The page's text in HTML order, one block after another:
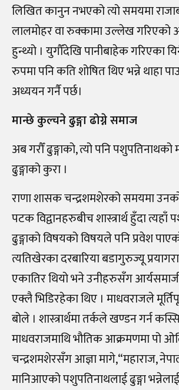
लिखित कानुन नभएको त्यो समयमा
लालमोहर वा रुक्कामा उल्लेख
हुन्थ्यो । युगौँदेखि पानीबाहेक गरिएका
रुपमा पनि कति शोषित थिए भन्ने थाहा
अध्ययन गर्नै पर्छ।
मान्छे कुल्चने ढुङ्गा ढोग्ने समाज
अब गरौँ ढुङ्गाको, त्यो पनि पशुपतिनाथको
ढुङ्गाको कुरा ।
राणा शासक चन्द्रशमशेरको समयमा
पटक विद्वानहरुबीच शास्त्रार्थ हुँदा
ढुङ्गाको विषयको विषयले पनि प्रवेश
त्यतिखेरका दरबारिया बडागुरुज्यू
एकातिर थियो भने उनीहरुसँग
एक्लै भिडिरहेका थिए । माधवराजले
बोले । शास्त्रार्थमा तर्कले खण्डन गर्न
माधवराजमाथि भौतिक आक्रमणमा पो
चन्द्रशमशेरसँग आज्ञा मागे,“महाराज,
मानिआएको पशुपतिनाथलाई ढुङ्गा